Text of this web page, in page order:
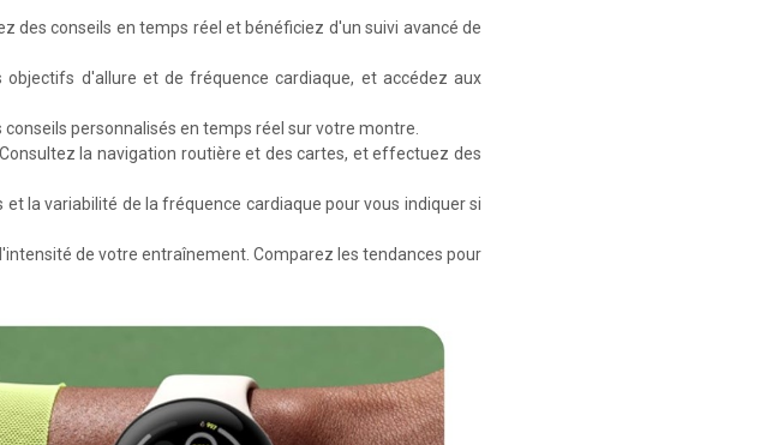
des conseils en temps réel et bénéficiez d'un suivi avancé de
d'allure et de fréquence cardiaque, et accédez aux
personnalisés en temps réel sur votre montre.
la navigation routière et des cartes, et effectuez des
la variabilité de la fréquence cardiaque pour vous indiquer si
de votre entraînement. Comparez les tendances pour